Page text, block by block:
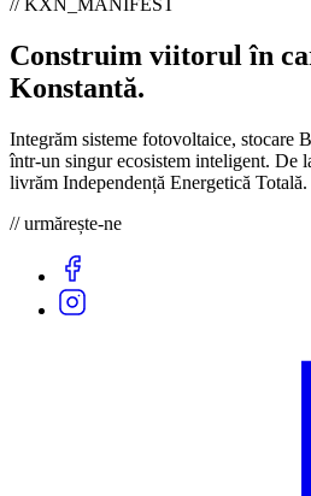
Construim viitorul în
Konstantă.
Integrăm sisteme fotovoltaice, stocare
într-un singur ecosistem inteligent. De
livrăm Independență Energetică Totală.
// urmărește-ne